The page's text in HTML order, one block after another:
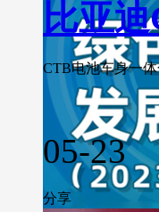
比亚
CTB电池车身一
05-23
分享